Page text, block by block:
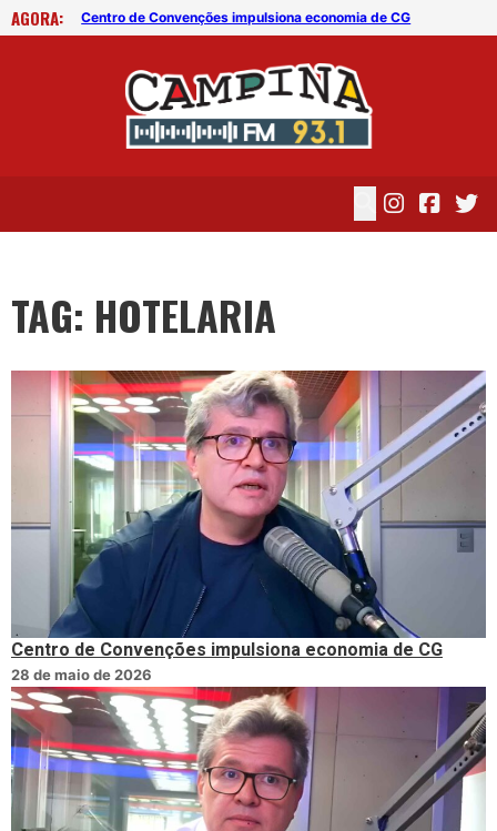
AGORA:
Presidente do SindCampina critica fim da escala 6×1 e alerta economia Centro de Convenções impulsiona economia de CG
TAG: HOTELARIA
Centro de Convenções impulsiona economia de CG
28 de maio de 2026